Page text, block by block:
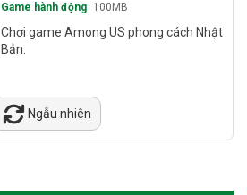
Game hành động 100MB
Chơi game Among US phong cách Nhật
Bản.
Ngẫu nhiên